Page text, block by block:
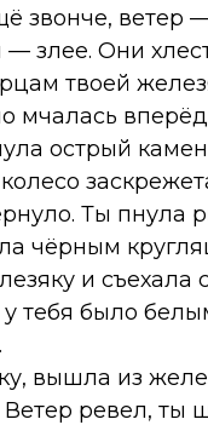
звонче, ветер
злее. Они
твоей
мчалась
острый
Ты пнула
чёрным
и съехала
тебя было
вышла из
ревел, ты